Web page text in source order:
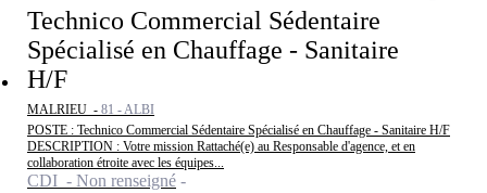
Technico Commercial Sédentaire
Spécialisé en Chauffage - Sanitaire
H/F
MALRIEU - 81 - ALBI
POSTE : Technico Commercial Sédentaire Spécialisé en Chauffage - Sanitaire H/F
DESCRIPTION : Votre mission Rattaché(e) au Responsable d'agence, et en
collaboration étroite avec les équipes...
CDI - Non renseigné